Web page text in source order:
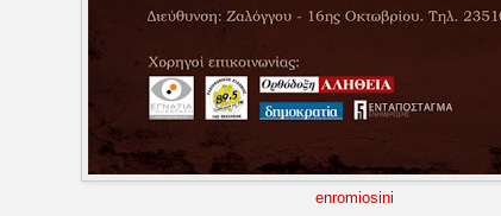
enromiosini